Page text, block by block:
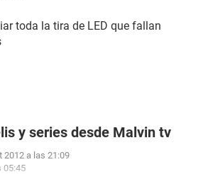
toda la tira de LED que fallan
y series desde Malvin tv
2012 a las 21:09
05:45